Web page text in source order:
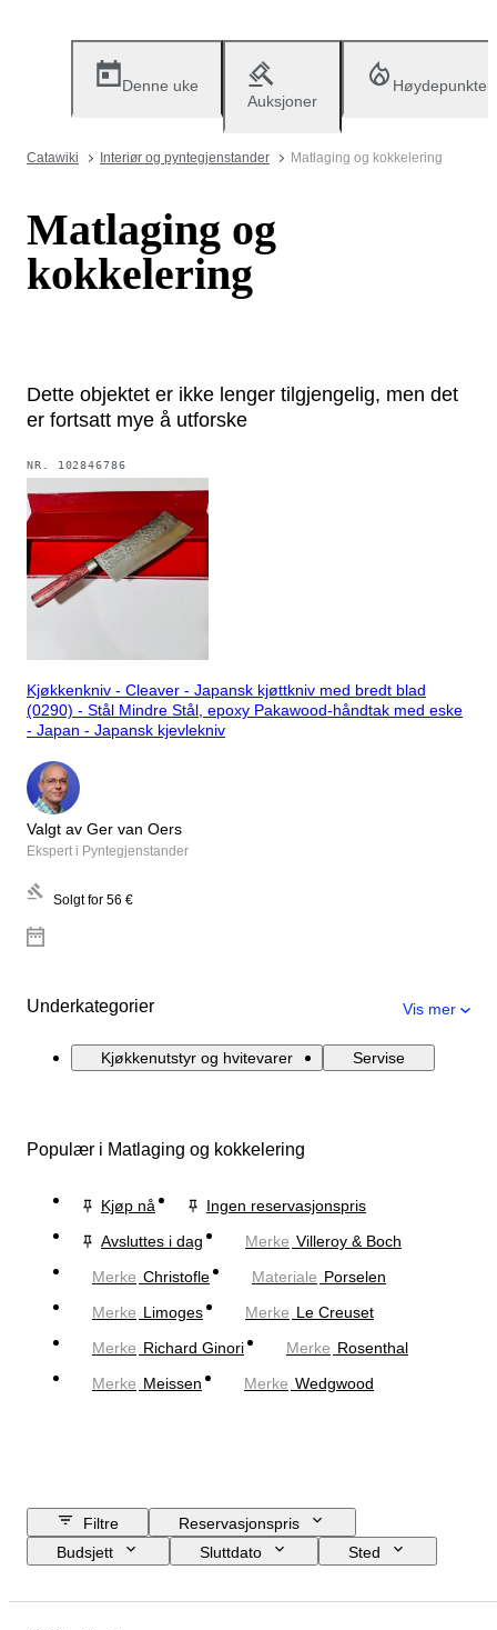
Denne uke
Auksjoner
Høydepunkter
Catawiki Interiør og pyntegjenstander Matlaging og kokkelering
Matlaging og
kokkelering
Dette objektet er ikke lenger tilgjengelig, men det
er fortsatt mye å utforske
NR. 102846786
Kjøkkenkniv - Cleaver - Japansk kjøttkniv med bredt blad
(0290) - Stål Mindre Stål, epoxy Pakawood-håndtak med eske
- Japan - Japansk kjevlekniv
Valgt av Ger van Oers
Ekspert i Pyntegjenstander
Solgt for 56 €
Underkategorier Vis mer
Kjøkkenutstyr og hvitevarer Servise
Populær i Matlaging og kokkelering
Kjøp nå
Ingen reservasjonspris
Avsluttes i dag
Merke Villeroy & Boch
Merke Christofle Materiale Porselen
Merke Limoges Merke Le Creuset
Merke Richard Ginori Merke Rosenthal
Merke Meissen Merke Wedgwood
Filtre
Reservasjonspris
Budsjett
Sluttdato
Sted